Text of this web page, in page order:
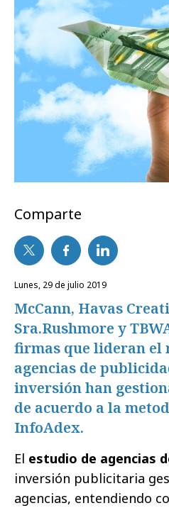
Comparte
lunes, 29 de julio 2019
McCann, Havas
Sra.Rushmore y
firmas que lideran el
agencias de
inversión han
de acuerdo a la
InfoAdex.
El estudio de agencias
inversión publicitaria
agencias, entendiendo